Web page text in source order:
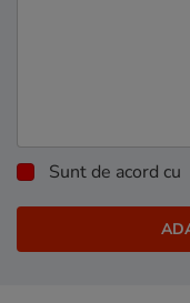
Sunt de acord cu